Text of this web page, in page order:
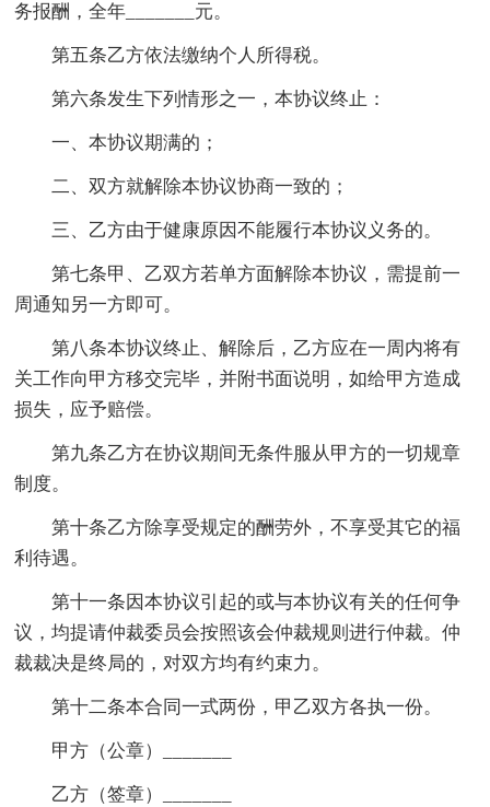
务报酬，全年_______元。
第五条乙方依法缴纳个人所得税。
第六条发生下列情形之一，本协议终止：
一、本协议期满的；
二、双方就解除本协议协商一致的；
三、乙方由于健康原因不能履行本协议义务的。
第七条甲、乙双方若单方面解除本协议，需提前一
周通知另一方即可。
第八条本协议终止、解除后，乙方应在一周内将有
关工作向甲方移交完毕，并附书面说明，如给甲方造成
损失，应予赔偿。
第九条乙方在协议期间无条件服从甲方的一切规章
制度。
第十条乙方除享受规定的酬劳外，不享受其它的福
利待遇。
第十一条因本协议引起的或与本协议有关的任何争
议，均提请仲裁委员会按照该会仲裁规则进行仲裁。仲
裁裁决是终局的，对双方均有约束力。
第十二条本合同一式两份，甲乙双方各执一份。
甲方（公章）_______
乙方（签章）_______